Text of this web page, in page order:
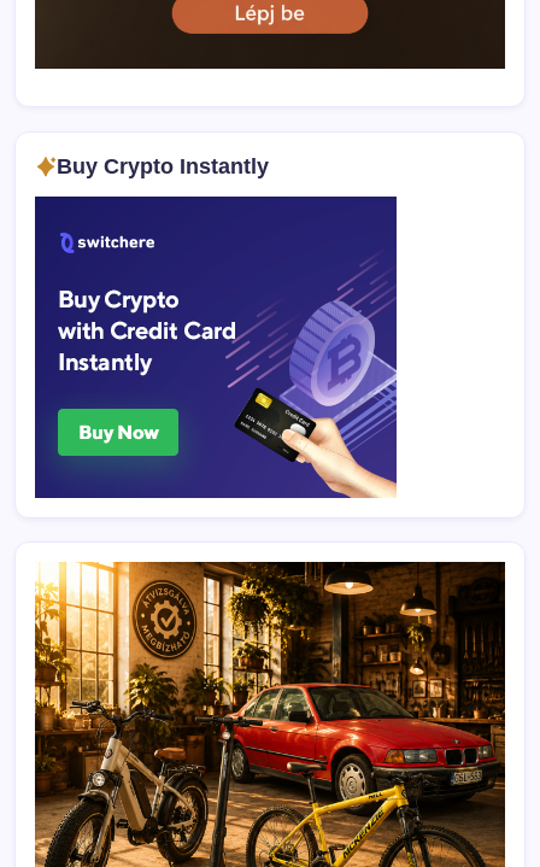
Buy Crypto Instantly